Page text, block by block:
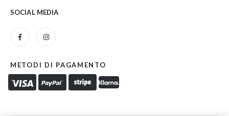
SOCIAL MEDIA
METODI DI PAGAMENTO